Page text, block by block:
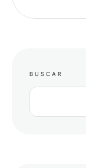
BUSCAR